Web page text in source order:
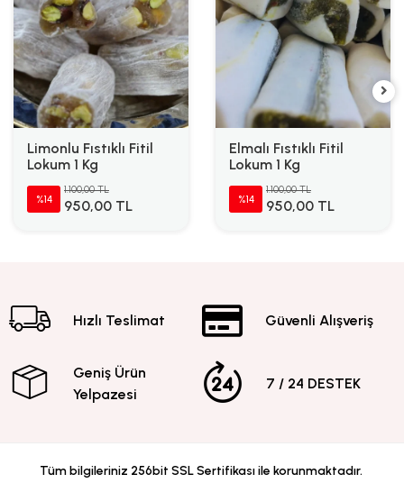
Limonlu Fıstıklı Fitil
Lokum 1 Kg
%14
1.100,00 TL
950,00 TL
Elmalı Fıstıklı Fitil
Lokum 1 Kg
%14
1.100,00 TL
950,00 TL
Hızlı Teslimat Güvenli Alışveriş
Geniş Ürün
Yelpazesi
7 / 24 DESTEK
Tüm bilgileriniz 256bit SSL Sertifikası ile korunmaktadır.